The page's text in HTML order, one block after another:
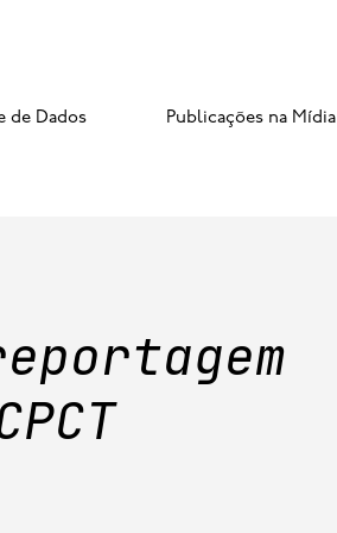
de Dados Publicações na Mídia